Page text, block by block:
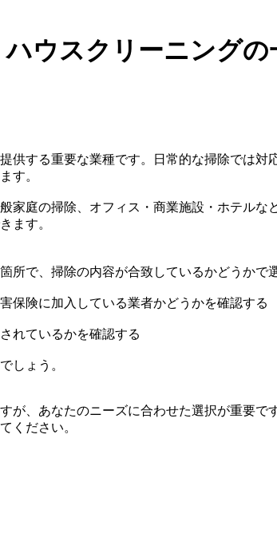
ウスクリーニングの
供する重要な業種です。日常的な掃除では
す。
家庭の掃除、オフィス・商業施設・ホテル
ます。
所で、掃除の内容が合致しているかどうかで
保険に加入している業者かどうかを確認する
れているかを確認する
しょう。
が、あなたのニーズに合わせた選択が重要です
ください。